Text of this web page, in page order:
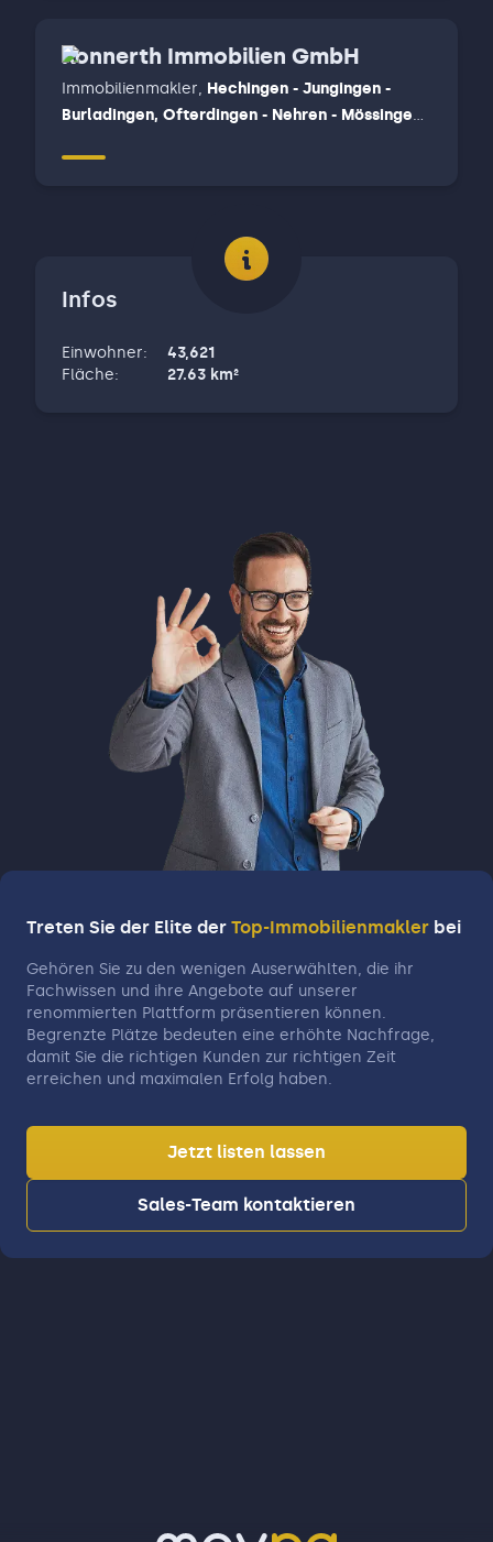
Konnerth Immobilien GmbH
Immobilienmakler, Hechingen - Jungingen -
Burladingen, Ofterdingen - Nehren - Mössingen,
Infos
Einwohner:
43,621
Fläche: 27.63 km²
Treten Sie der Elite der Top-Immobilienmakler bei
Gehören Sie zu den wenigen Auserwählten, die ihr
Fachwissen und ihre Angebote auf unserer
renommierten Plattform präsentieren können.
Begrenzte Plätze bedeuten eine erhöhte Nachfrage,
damit Sie die richtigen Kunden zur richtigen Zeit
erreichen und maximalen Erfolg haben.
Jetzt listen lassen
Sales-Team kontaktieren